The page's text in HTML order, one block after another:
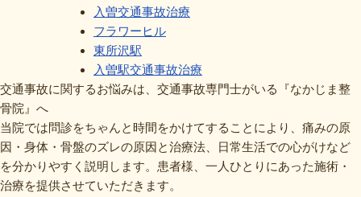
入曽交通事故治療
フラワーヒル
東所沢駅
入曽駅交通事故治療
交通事故に関するお悩みは、交通事故専門士がいる『なかじま整
骨院』へ
当院では問診をちゃんと時間をかけてすることにより、痛みの原
因・身体・骨盤のズレの原因と治療法、日常生活での心がけなど
を分かりやすく説明します。患者様、一人ひとりにあった施術・
治療を提供させていただきます。